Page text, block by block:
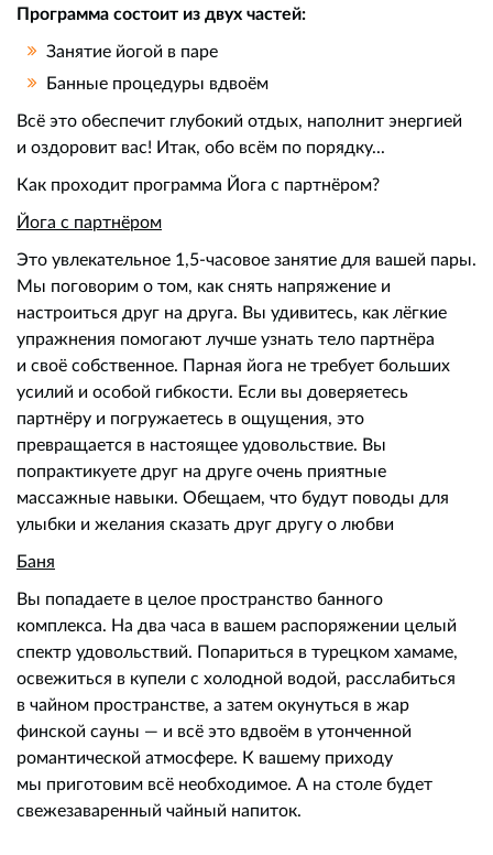
Программа состоит из двух частей:
Занятие йогой в паре
Банные процедуры вдвоём
Всё это обеспечит глубокий отдых, наполнит энергией
и оздоровит вас! Итак, обо всём по порядку...
Как проходит программа Йога с партнёром?
Йога с партнёром
Это увлекательное 1,5-часовое занятие для вашей пары.
Мы поговорим о том, как снять напряжение и
настроиться друг на друга. Вы удивитесь, как лёгкие
упражнения помогают лучше узнать тело партнёра
и своё собственное. Парная йога не требует больших
усилий и особой гибкости. Если вы доверяетесь
партнёру и погружаетесь в ощущения, это
превращается в настоящее удовольствие. Вы
попрактикуете друг на друге очень приятные
массажные навыки. Обещаем, что будут поводы для
улыбки и желания сказать друг другу о любви
Баня
Вы попадаете в целое пространство банного
комплекса. На два часа в вашем распоряжении целый
спектр удовольствий. Попариться в турецком хамаме,
освежиться в купели с холодной водой, расслабиться
в чайном пространстве, а затем окунуться в жар
финской сауны — и всё это вдвоём в утонченной
романтической атмосфере. К вашему приходу
мы приготовим всё необходимое. А на столе будет
свежезаваренный чайный напиток.